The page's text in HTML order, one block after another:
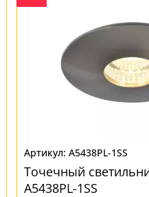
A5438PL-1SS
Точечный
A5438PL-1SS